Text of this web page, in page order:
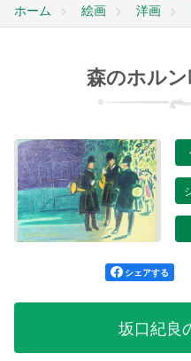
ホーム 絵画 洋画
森のホル
シェアする
坂口紀良